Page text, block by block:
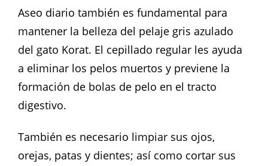
Aseo diario también es fundamental para
mantener la belleza del pelaje gris azulado
del gato Korat. El cepillado regular les ayuda
a eliminar los pelos muertos y previene la
formación de bolas de pelo en el tracto
digestivo.
También es necesario limpiar sus ojos,
orejas, patas y dientes; así como cortar sus